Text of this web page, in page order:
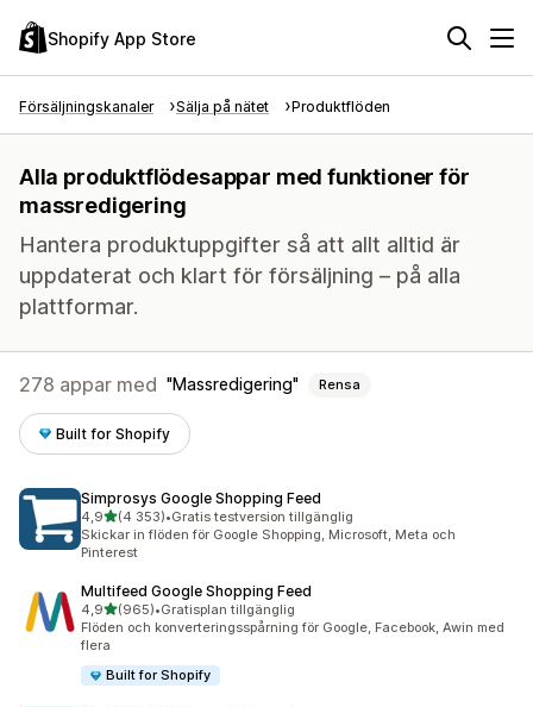
Shopify App Store
Försäljningskanaler Sälja på nätet Produktflöden
Alla produktflödesappar med funktioner för
massredigering
Hantera produktuppgifter så att allt alltid är
uppdaterat och klart för försäljning – på alla
plattformar.
278 appar med Massredigering Rensa
Built for Shopify
Simprosys Google Shopping Feed
4,9av 5 stjärnor
(4 353)
4353 recensioner totalt
•Gratis testversion tillgänglig
Skickar in flöden för Google Shopping, Microsoft, Meta och
Pinterest
Multifeed Google Shopping Feed
4,9av 5 stjärnor
(965)
965 recensioner totalt
•Gratisplan tillgänglig
Flöden och konverteringsspårning för Google, Facebook, Awin med
flera
Built for Shopify